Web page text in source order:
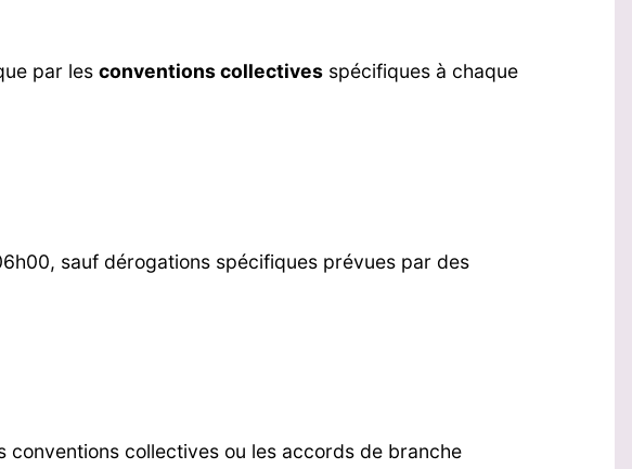
par les conventions collectivesspécifiques à chaque
sauf dérogations spécifiques prévues par des
collectives ou les accords de branche